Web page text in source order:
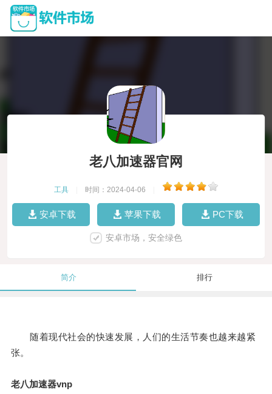
老八加速器官网
工具 时间：2024-04-06
安卓下载 苹果下载 PC下载
安卓市场，安全绿色
简介 排行
随着现代社会的快速发展，人们的生活节奏也越来越紧
张。
老八加速器vnp